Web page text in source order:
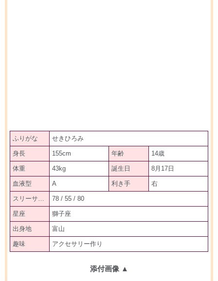
ふりがな せきひろみ
身長 155cm 年齢 14歳
体重 43kg 誕生日 8月17日
血液型 A 利き手 右
78 / 55 / 80
星座 獅子座
出身地 富山
趣味 アクセサリー作り
添付画像 ▲